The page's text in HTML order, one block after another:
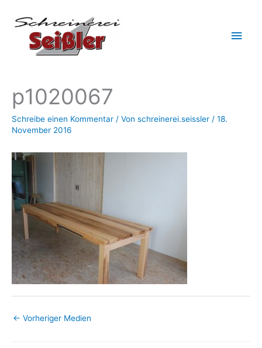
Inhalt
springen
p1020067
Schreibe einen Kommentar / Von schreinerei.seissler / 18.
November 2016
← Vorheriger Medien